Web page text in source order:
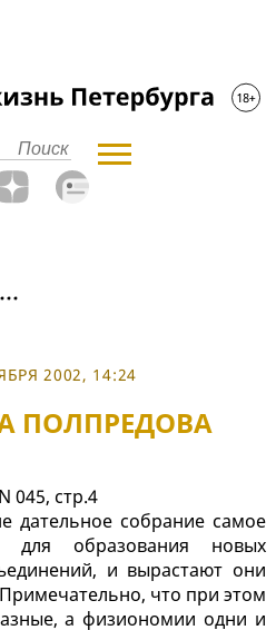
2002, 14:24
ПОЛПРЕДОВА
045, стр.4
дательное собрание самое
для образования новых
и вырастают они
что при этом
а физиономии одни и